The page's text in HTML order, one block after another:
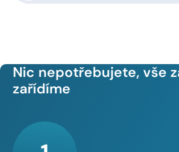
Nic nepotřebujete, vše
zařídíme